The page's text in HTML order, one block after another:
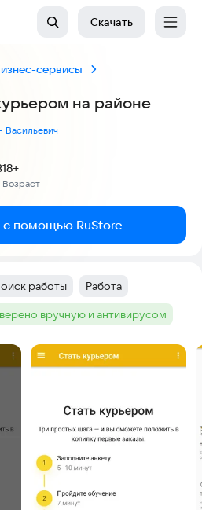
Скачать
сервисы
на районе
Васильевич
Возраст
18+
с помощью RuStore
: работы Тег:
Работа
вручную и антивирусом